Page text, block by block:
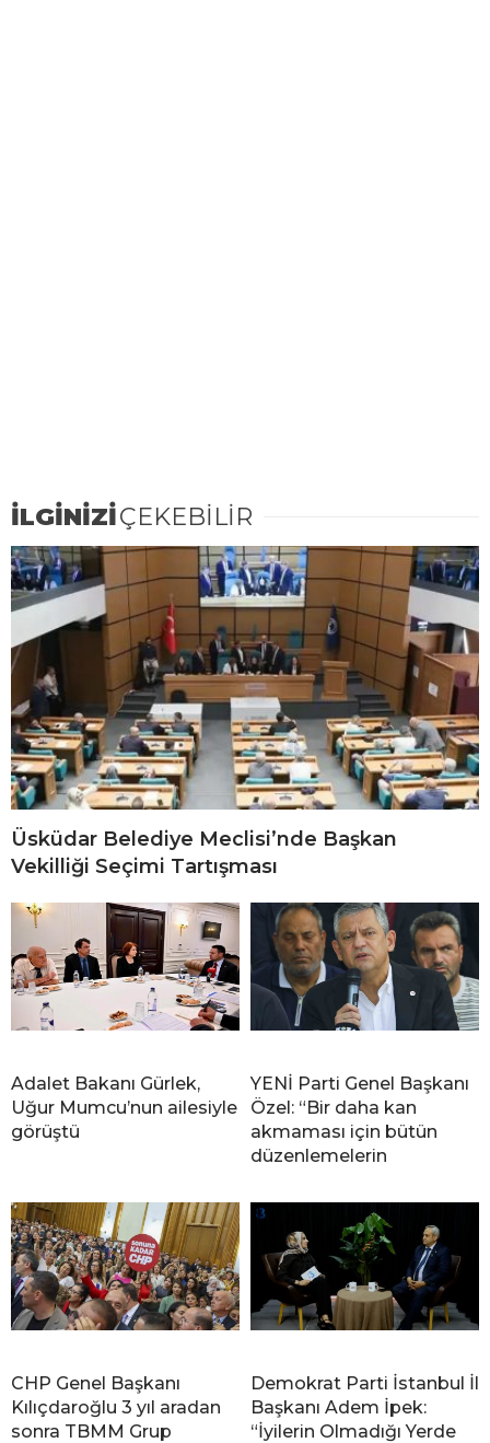
İLGİNİZİÇEKEBİLİR
Üsküdar Belediye Meclisi’nde Başkan
Vekilliği Seçimi Tartışması
Adalet Bakanı Gürlek,
Uğur Mumcu’nun ailesiyle
görüştü
YENİ Parti Genel Başkanı
Özel: “Bir daha kan
akmaması için bütün
düzenlemelerin
CHP Genel Başkanı
Kılıçdaroğlu 3 yıl aradan
sonra TBMM Grup
Demokrat Parti İstanbul İl
Başkanı Adem İpek:
“İyilerin Olmadığı Yerde